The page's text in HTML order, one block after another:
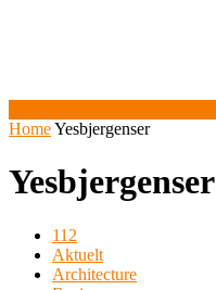
HomeYesbjergenser
Yesbjergenser
112
Aktuelt
Architecture